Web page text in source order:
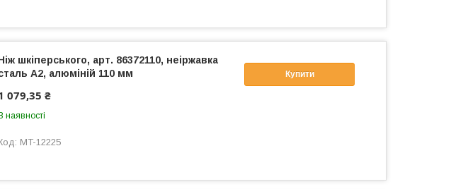
Купити
шкіперського, арт. 86372110, неіржавка
А2, алюміній 110 мм
079,35 ₴
В наявності
MT-12225